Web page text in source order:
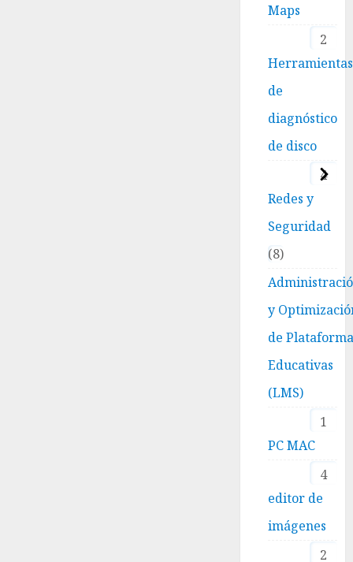
Maps
2
Herramientas
de
diagnóstico
de disco
4
Redes y
Seguridad
8
y
de
Educativas
(LMS)
1
PC MAC
4
editor de
imágenes
2